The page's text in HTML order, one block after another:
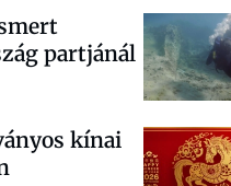
partjánál
kínai